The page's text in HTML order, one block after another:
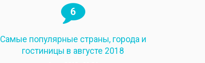
6
Самые популярные страны, города и
гостиницы в августе 2018